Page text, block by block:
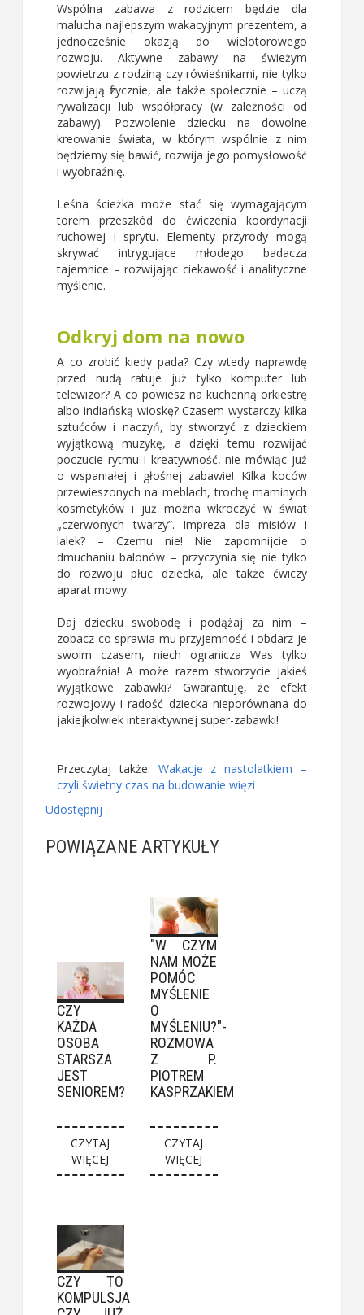
Wspólna zabawa z rodzicem będzie dla
malucha najlepszym wakacyjnym prezentem, a
jednocześnie okazją do wielotorowego
rozwoju. Aktywne zabawy na świeżym
powietrzu z rodziną czy rówieśnikami, nie tylko
rozwijają fizycznie, ale także społecznie – uczą
rywalizacji lub współpracy (w zależności od
zabawy). Pozwolenie dziecku na dowolne
kreowanie świata, w którym wspólnie z nim
będziemy się bawić, rozwija jego pomysłowość
i wyobraźnię.
Leśna ścieżka może stać się wymagającym
torem przeszkód do ćwiczenia koordynacji
ruchowej i sprytu. Elementy przyrody mogą
skrywać intrygujące młodego badacza
tajemnice – rozwijając ciekawość i analityczne
myślenie.
Odkryj dom na nowo
A co zrobić kiedy pada? Czy wtedy naprawdę
przed nudą ratuje już tylko komputer lub
telewizor? A co powiesz na kuchenną orkiestrę
albo indiańską wioskę? Czasem wystarczy kilka
sztućców i naczyń, by stworzyć z dzieckiem
wyjątkową muzykę, a dzięki temu rozwijać
poczucie rytmu i kreatywność, nie mówiąc już
o wspaniałej i głośnej zabawie! Kilka koców
przewieszonych na meblach, trochę maminych
kosmetyków i już można wkroczyć w świat
„czerwonych twarzy”. Impreza dla misiów i
lalek? – Czemu nie! Nie zapomnijcie o
dmuchaniu balonów – przyczynia się nie tylko
do rozwoju płuc dziecka, ale także ćwiczy
aparat mowy.
Daj dziecku swobodę i podążaj za nim –
zobacz co sprawia mu przyjemność i obdarz je
swoim czasem, niech ogranicza Was tylko
wyobraźnia! A może razem stworzycie jakieś
wyjątkowe zabawki? Gwarantuję, że efekt
rozwojowy i radość dziecka nieporównana do
jakiejkolwiek interaktywnej super-zabawki!
Przeczytaj także: Wakacje z nastolatkiem –
czyli świetny czas na budowanie więzi
Udostępnij
POWIĄZANE ARTYKUŁY
CZY
KAŻDA
OSOBA
STARSZA
JEST
SENIOREM?
CZYTAJ
WIĘCEJ
"W CZYM
NAM MOŻE
POMÓC
MYŚLENIE
O
MYŚLENIU?"-
ROZMOWA
Z P.
PIOTREM
KASPRZAKIEM
CZYTAJ
WIĘCEJ
CZY TO
KOMPULSJA